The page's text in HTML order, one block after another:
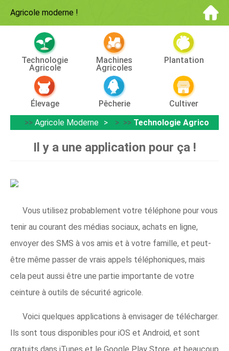
Agricole moderne !
Technologie
Agricole
Machines
Agricoles
Plantation
Élevage Pêcherie
Cultiver
>> Agricole Moderne > >> Technologie Agricole
Il y a une application pour ça !
Vous utilisez probablement votre téléphone pour vous
tenir au courant des médias sociaux, achats en ligne,
envoyer des SMS à vos amis et à votre famille, et peut-
être même passer de vrais appels téléphoniques, mais
cela peut aussi être une partie importante de votre
ceinture à outils de sécurité agricole.
Voici quelques applications à envisager de télécharger.
Ils sont tous disponibles pour iOS et Android, et sont